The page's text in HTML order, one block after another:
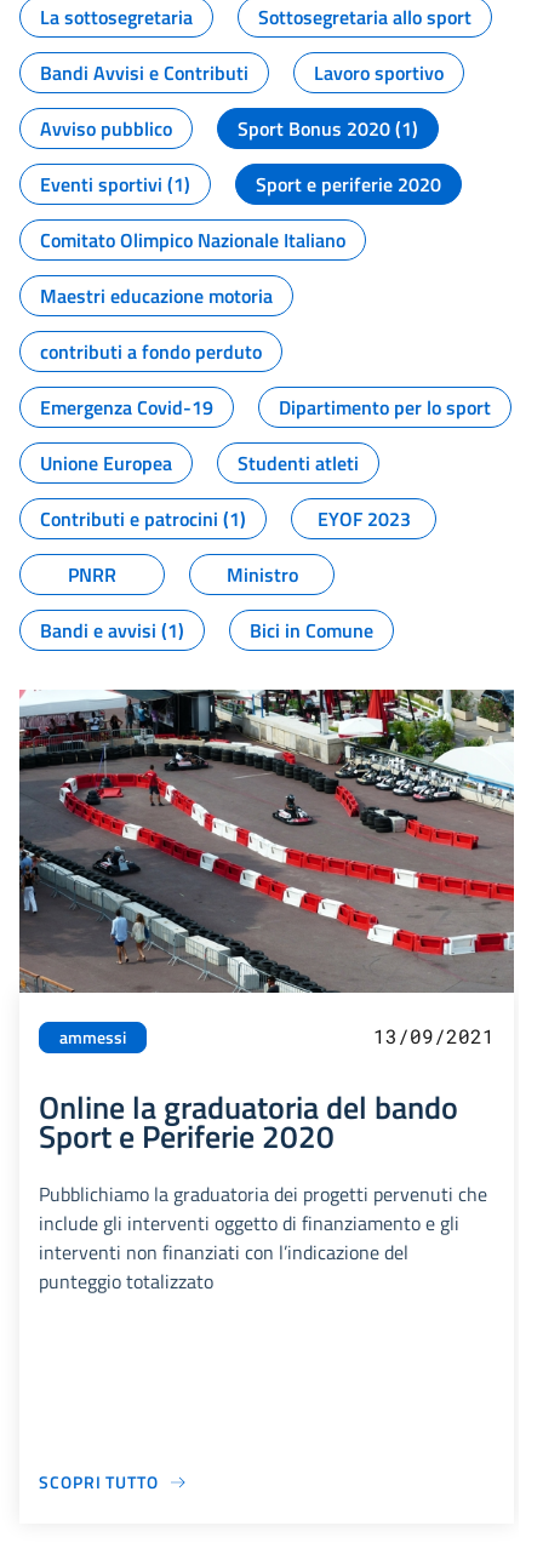
La sottosegretaria
Sottosegretaria allo sport
Bandi Avvisi e Contributi
Lavoro sportivo
Avviso pubblico
Sport Bonus 2020 (1)
Eventi sportivi (1)
Sport e periferie 2020
Comitato Olimpico Nazionale Italiano
Maestri educazione motoria
contributi a fondo perduto
Emergenza Covid-19
Dipartimento per lo sport
Unione Europea
Studenti atleti
Contributi e patrocini (1)
EYOF 2023
PNRR
Ministro
Bandi e avvisi (1)
Bici in Comune
ammessi 13/09/2021
Online la graduatoria del bando
Sport e Periferie 2020
Pubblichiamo la graduatoria dei progetti pervenuti che
include gli interventi oggetto di finanziamento e gli
interventi non finanziati con l’indicazione del
punteggio totalizzato
SCOPRI TUTTO